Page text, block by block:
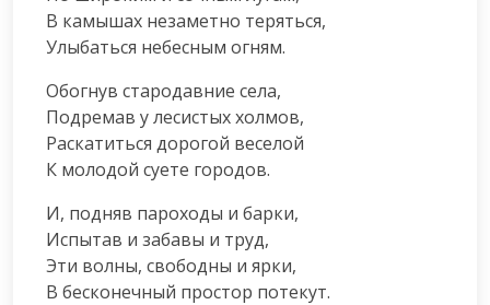
В камышах незаметно теряться,
Улыбаться небесным огням.
Обогнув стародавние села,
Подремав у лесистых холмов,
Раскатиться дорогой веселой
К молодой суете городов.
И, подняв пароходы и барки,
Испытав и забавы и труд,
Эти волны, свободны и ярки,
В бесконечный простор потекут.